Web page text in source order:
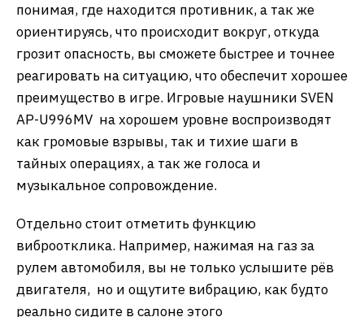
понимая, где находится противник, а так же
ориентируясь, что происходит вокруг, откуда
грозит опасность, вы сможете быстрее и точнее
реагировать на ситуацию, что обеспечит хорошее
преимущество в игре. Игровые наушники SVEN
AP-U996MV на хорошем уровне воспроизводят
как громовые взрывы, так и тихие шаги в
тайных операциях, а так же голоса и
музыкальное сопровождение.
Отдельно стоит отметить функцию
виброотклика. Например, нажимая на газ за
рулем автомобиля, вы не только услышите рёв
двигателя, но и ощутите вибрацию, как будто
реально сидите в салоне этого